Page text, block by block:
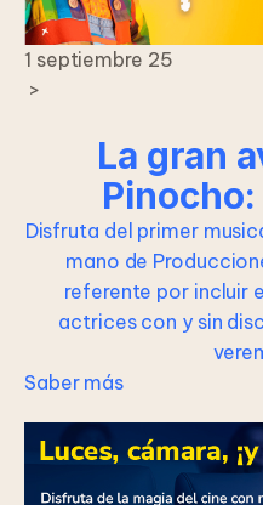
1 septiembre 25
>
La gran
Disfruta del primer
mano de
referente por incluir
actrices con y sin
Saber más